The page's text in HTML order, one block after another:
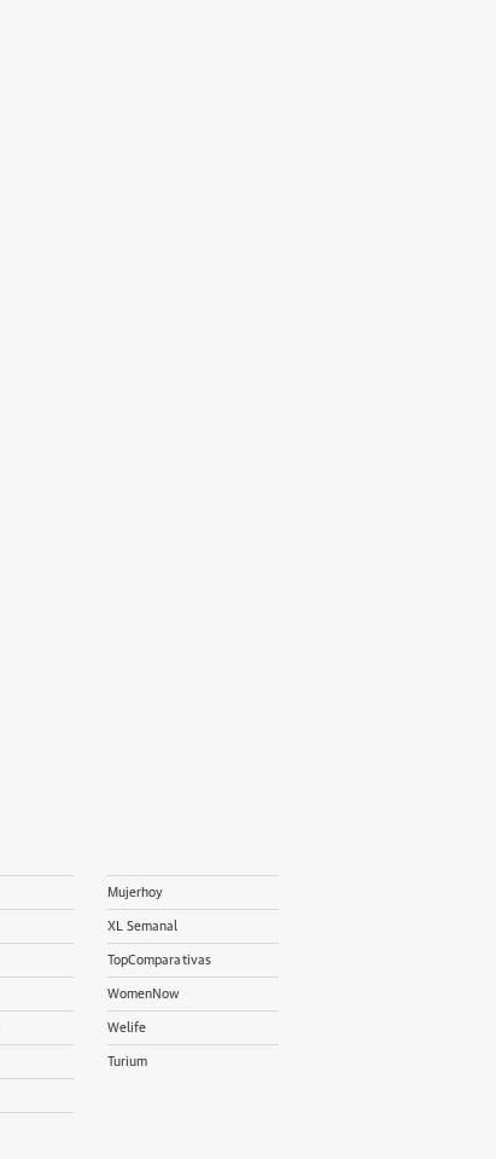
Mujerhoy
XL Semanal
TopComparativas
WomenNow
Welife
Turium